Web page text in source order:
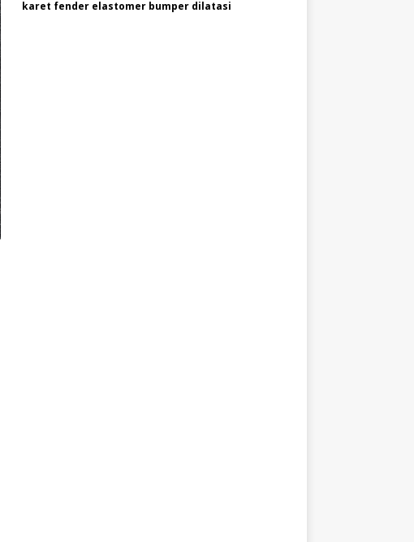
karet fender elastomer bumper dilatasi